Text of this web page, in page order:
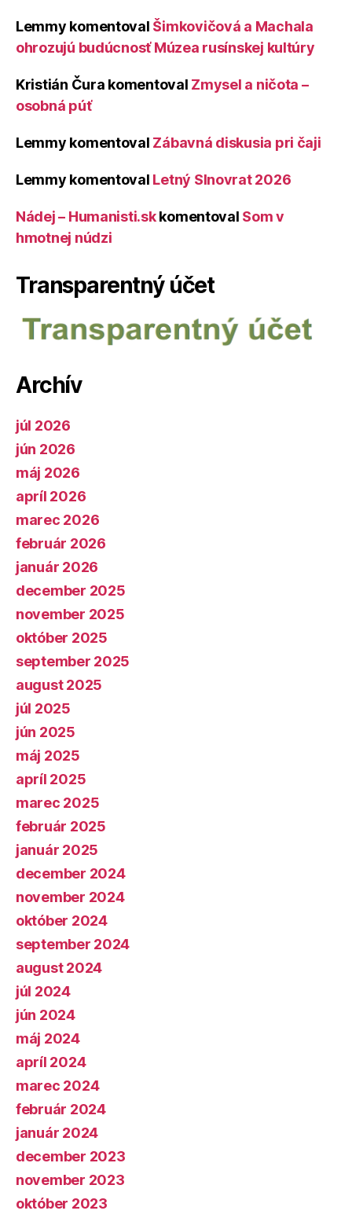
Lemmy komentoval Šimkovičová a Machala
ohrozujú budúcnosť Múzea rusínskej kultúry
Kristián Čura komentoval Zmysel a ničota –
osobná púť
Lemmy komentoval Zábavná diskusia pri čaji
Lemmy komentoval Letný Slnovrat 2026
Nádej – Humanisti.skkomentoval Som v
hmotnej núdzi
Transparentný účet
Archív
júl 2026
jún 2026
máj 2026
apríl 2026
marec 2026
február 2026
január 2026
december 2025
november 2025
október 2025
september 2025
august 2025
júl 2025
jún 2025
máj 2025
apríl 2025
marec 2025
február 2025
január 2025
december 2024
november 2024
október 2024
september 2024
august 2024
júl 2024
jún 2024
máj 2024
apríl 2024
marec 2024
február 2024
január 2024
december 2023
november 2023
október 2023